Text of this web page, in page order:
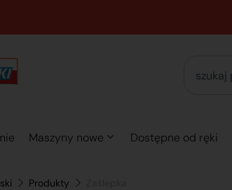
Maszyny nowe Dostępne od ręki
Produkty